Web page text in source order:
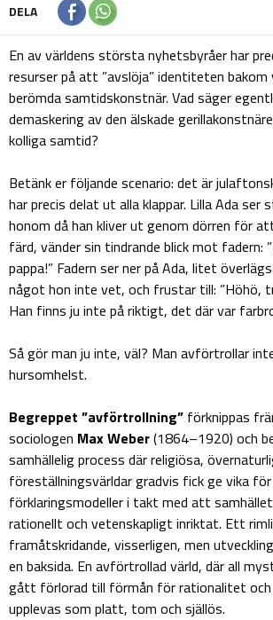
DELA
En av världens största nyhetsbyråer har
resurser på att ”avslöja” identiteten
berömda samtidskonstnär. Vad säger
demaskering av den älskade
kolliga samtid?
Betänk er följande scenario: det är
har precis delat ut alla klappar. Lilla Ada
honom då han kliver ut genom dörren för
färd, vänder sin tindrande blick mot fadern:
pappa!” Fadern ser ner på Ada, litet
något hon inte vet, och frustar till: ”Höhö,
Han finns ju inte på riktigt, det där var
Så gör man ju inte, väl? Man avförtrollar
hursomhelst.
Begreppet ”avförtrollning” förknippas
sociologen Max Weber(1864–1920) och
samhällelig process där religiösa,
föreställningsvärldar gradvis fick ge vika
förklaringsmodeller i takt med att
rationellt och vetenskapligt inriktat. Ett
framåtskridande, visserligen, men
en baksida. En avförtrollad värld, där all
gått förlorad till förmån för rationalitet och
upplevas som platt, tom och själlös.